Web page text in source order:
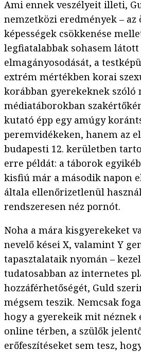
Ami ennek veszélyeit illeti,
nemzetközi eredmények – az
képességek csökkenése
legfiatalabbak sohasem
elmagányosodását, a
extrém mértékben korai
korábban gyerekeknek szóló
médiatáborokban
kutató épp egy amúgy
peremvidékeken, hanem az
budapesti 12. kerületben
erre példát: a táborok
kisfiú már a második napon
általa ellenőrizetlenül
rendszeresen néz pornót.
Noha a mára kisgyerekeket
nevelő kései X, valamint Y
tapasztalataik nyomán –
tudatosabban az internetes
hozzáférhetőségét, Guld
mégsem teszik. Nemcsak
hogy a gyerekeik mit néznek
online térben, a szülők
erőfeszítéseket sem tesz,